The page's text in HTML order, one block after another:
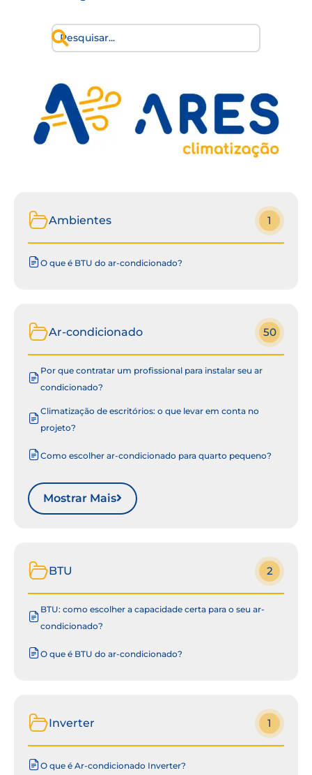
Ambientes 1
O que é BTU do ar-condicionado?
Ar-condicionado 50
Por que contratar um profissional para instalar seu ar
condicionado?
Climatização de escritórios: o que levar em conta no
projeto?
Como escolher ar-condicionado para quarto pequeno?
Mostrar Mais
BTU 2
BTU: como escolher a capacidade certa para o seu ar-
condicionado?
O que é BTU do ar-condicionado?
Inverter 1
O que é Ar-condicionado Inverter?